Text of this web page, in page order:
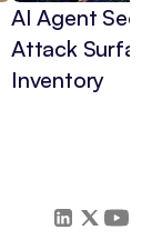
AI Agent
Attack
Inventory